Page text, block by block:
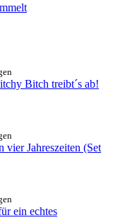
Bitch treibt´s ab!
vier Jahreszeiten (Set